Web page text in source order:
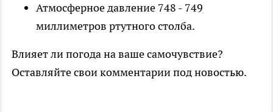
Атмосферное давление 748 - 749
миллиметров ртутного столба.
Влияет ли погода на ваше самочувствие?
Оставляйте свои комментарии под новостью.